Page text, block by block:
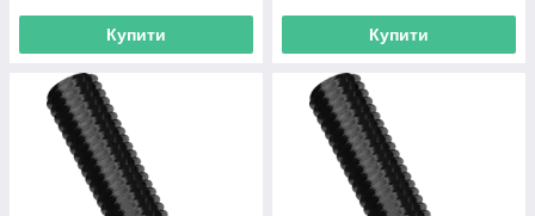
Купити Купити